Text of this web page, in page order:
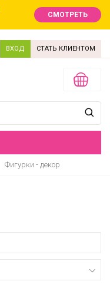
СМОТРЕТЬ
ВХОД СТАТЬ КЛИЕНТОМ
Фигурки - декор